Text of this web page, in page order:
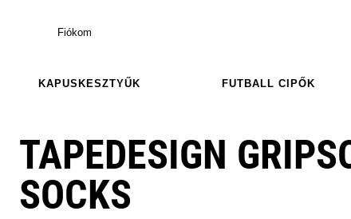
Fiókom
KAPUSKESZTYŰK FUTBALL CIPŐK
TAPEDESIGN
SOCKS